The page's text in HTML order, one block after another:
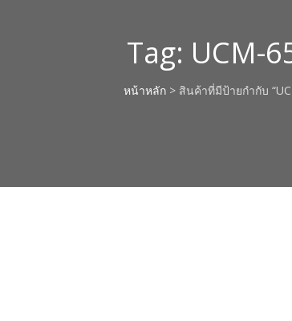
Tag: UCM-
หน้าหลัก > สินค้าที่มีป้ายกำกับ